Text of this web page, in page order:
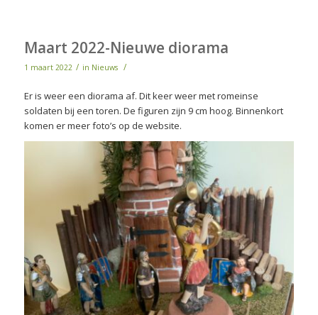
Maart 2022-Nieuwe diorama
1 maart 2022 / in Nieuws /
Er is weer een diorama af. Dit keer weer met romeinse
soldaten bij een toren. De figuren zijn 9 cm hoog. Binnenkort
komen er meer foto’s op de website.